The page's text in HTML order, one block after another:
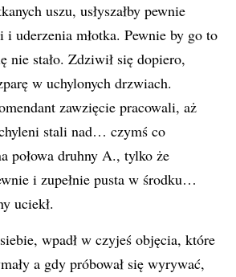
uszu, usłyszałby pewnie
uderzenia młotka. Pewnie by go to
nie stało. Zdziwił się dopiero,
w uchylonych drzwiach.
zawzięcie pracowali, aż
stali nad… czymś co
połowa druhny A., tylko że
i zupełnie pusta w środku…
uciekł.
wpadł w czyjeś objęcia, które
a gdy próbował się wyrywać,